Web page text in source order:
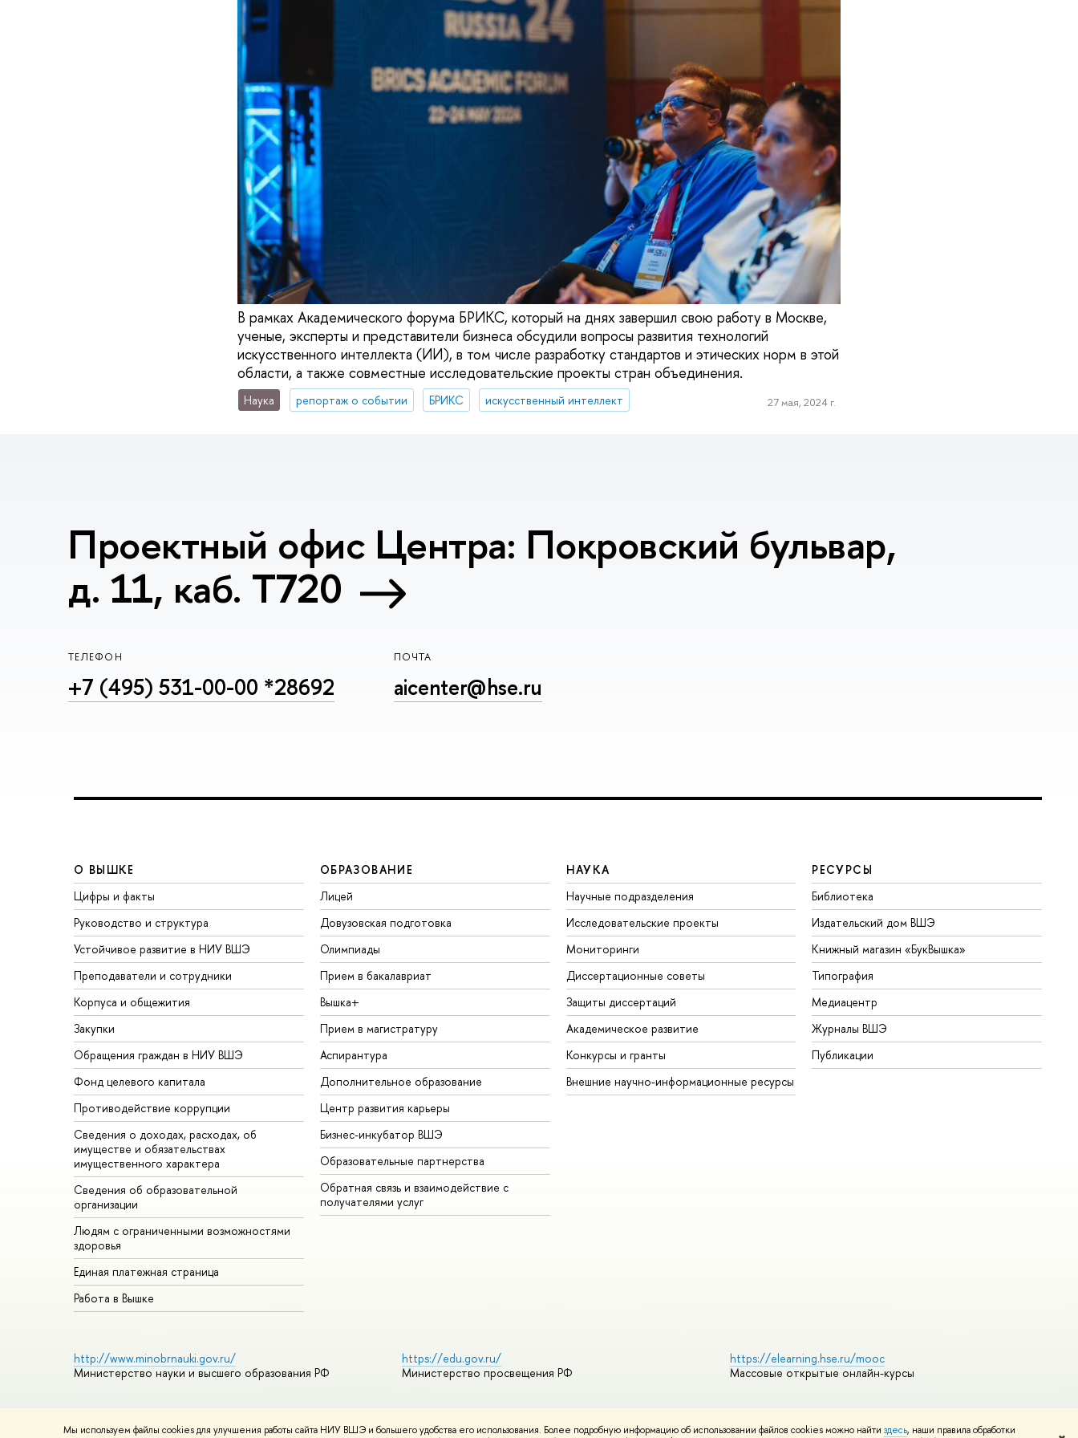
Мы используем файлы cookies для улучшения работы сайта НИУ ВШЭ и большего удобства его использования. Более подробную информацию об использовании файлов cookies можно найти здесь, наши правила обработки
В рамках Академического форума БРИКС, который на днях завершил свою работу в Москве,
ученые, эксперты и представители бизнеса обсудили вопросы развития технологий
искусственного интеллекта (ИИ), в том числе разработку стандартов и этических норм в этой
области, а также совместные исследовательские проекты стран объединения.
Наука репортаж о событии БРИКС искусственный интеллект 27 мая, 2024 г.
Проектный офис Центра: Покровский бульвар,
д. 11, каб. T720
ТЕЛЕФОН
+7 (495) 531-00-00 *28692
ПОЧТА
aicenter@hse.ru
О ВЫШКЕ
Цифры и факты
Руководство и структура
Устойчивое развитие в НИУ ВШЭ
Преподаватели и сотрудники
Корпуса и общежития
Закупки
Обращения граждан в НИУ ВШЭ
Фонд целевого капитала
Противодействие коррупции
Сведения о доходах, расходах, об
имуществе и обязательствах
имущественного характера
Сведения об образовательной
организации
Людям с ограниченными возможностями
здоровья
Единая платежная страница
Работа в Вышке
ОБРАЗОВАНИЕ
Лицей
Довузовская подготовка
Олимпиады
Прием в бакалавриат
Вышка+
Прием в магистратуру
Аспирантура
Дополнительное образование
Центр развития карьеры
Бизнес-инкубатор ВШЭ
Образовательные партнерства
Обратная связь и взаимодействие с
получателями услуг
НАУКА
Научные подразделения
Исследовательские проекты
Мониторинги
Диссертационные советы
Защиты диссертаций
Академическое развитие
Конкурсы и гранты
Внешние научно-информационные ресурсы
РЕСУРСЫ
Библиотека
Издательский дом ВШЭ
Книжный магазин «БукВышка»
Типография
Медиацентр
Журналы ВШЭ
Публикации
http://www.minobrnauki.gov.ru/
Министерство науки и высшего образования РФ
https://edu.gov.ru/
Министерство просвещения РФ
https://elearning.hse.ru/mooc
Массовые открытые онлайн-курсы
© НИУ ВШЭ 1993–2026 Адреса и контактыУсловия использования материаловПолитика конфиденциальностиКарта сайта Редактору